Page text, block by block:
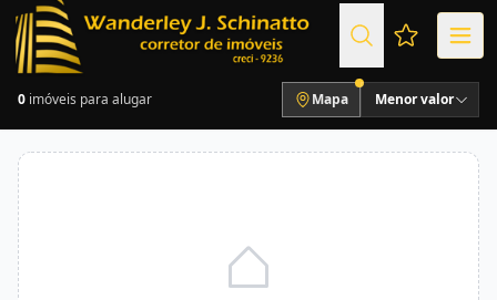
Favoritos
0 imóveis para alugar Mapa Menor valor